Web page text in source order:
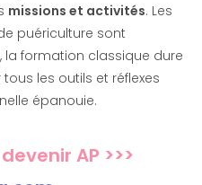
missions et activités. Les
puériculture sont
la formation classique dure
les outils et réflexes
épanouie.
AP >>>